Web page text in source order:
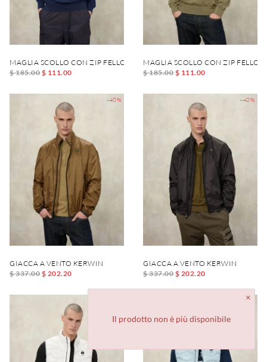
MAGLIA SCOLLO CON ZIP FELLOWS
$ 185.00 $ 111.00
MAGLIA SCOLLO CON ZIP
$ 185.00 $ 111.00
-40%
GIACCA A VENTO KERWIN
$ 337.00 $ 202.20
-40%
GIACCA A VENTO KERWIN
$ 337.00 $ 202.20
-40%
Il prodotto non è più disponibile